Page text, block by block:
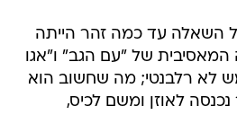
השאלה עד כמה זהר הייתה
של "עם הגב" ו"אגו
לא רלבנטי; מה שחשוב הוא
לאוזן ומשם לכיס,